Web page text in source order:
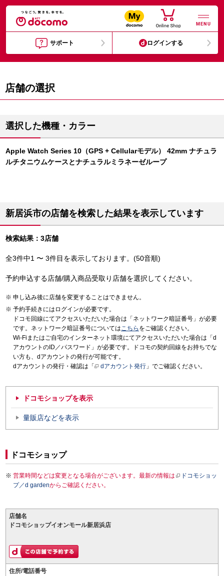
MENU
サポート ログインする
店舗の選択
選択した機種・カラー
Apple Watch Series 10（GPS + Cellularモデル） 42mm ナチュラ
ルチタニウムケースとナチュラルミラネーゼループ
新居浜市の店舗を検索した結果を表示しています
検索結果：3店舗
全3件中1 〜 3件目を表示しております。(50音順)
予約申込する店舗/購入商品受取り店舗を選択してください。
申し込み後に店舗を変更することはできません。
予約手続きにはログインが必要です。
ドコモ回線にてアクセスいただいた場合は「ネットワーク暗証番号」が必要
です。ネットワーク暗証番号についてはこちら をご確認ください。
Wi-Fiまたはご自宅のインターネット環境にてアクセスいただいた場合は「d
アカウントのID／パスワード」が必要です。ドコモの契約回線をお持ちでな
い方も、dアカウントの発行が可能です。
dアカウントの発行・確認は「
dアカウント発行 」でご確認ください。
ドコモショップを表示
量販店などを表示
ドコモショップ
営業時間などは変更となる場合がございます。最新の情報は
ドコモショッ
プ／d gardenからご確認ください。
店舗名
ドコモショップイオンモール新居浜店
住所/電話番号